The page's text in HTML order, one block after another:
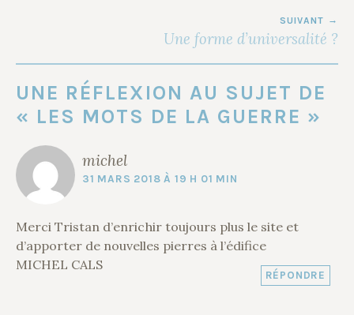
SUIVANT
Une forme d’universalité ?
UNE RÉFLEXION AU SUJET DE
« LES MOTS DE LA GUERRE »
michel
31 MARS 2018 À 19 H 01 MIN
Merci Tristan d’enrichir toujours plus le site et
d’apporter de nouvelles pierres à l’édifice
MICHEL CALS
RÉPONDRE